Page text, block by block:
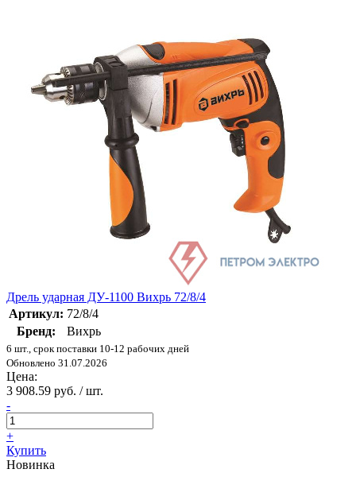
Дрель ударная ДУ-1100 Вихрь 72/8/4
Артикул: 72/8/4
Бренд:
Вихрь
6 шт., срок поставки 10-12 рабочих дней
Обновлено 31.07.2026
Цена:
3 908.59 руб. / шт.
-
+
Купить
Новинка